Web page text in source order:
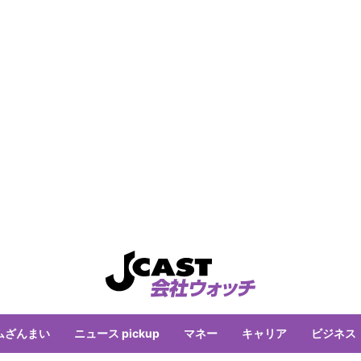
ざんまい ニュース pickup マネー キャリア ビジネス